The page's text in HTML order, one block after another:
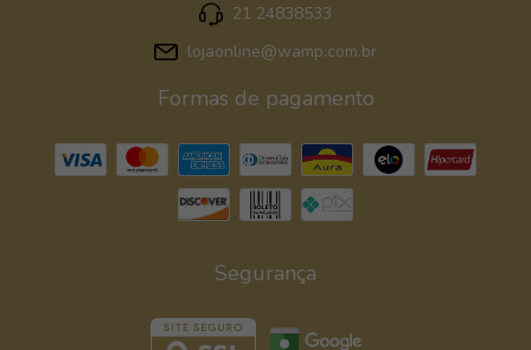
21 24838533
lojaonline@wamp.com.br
Formas de pagamento
Segurança